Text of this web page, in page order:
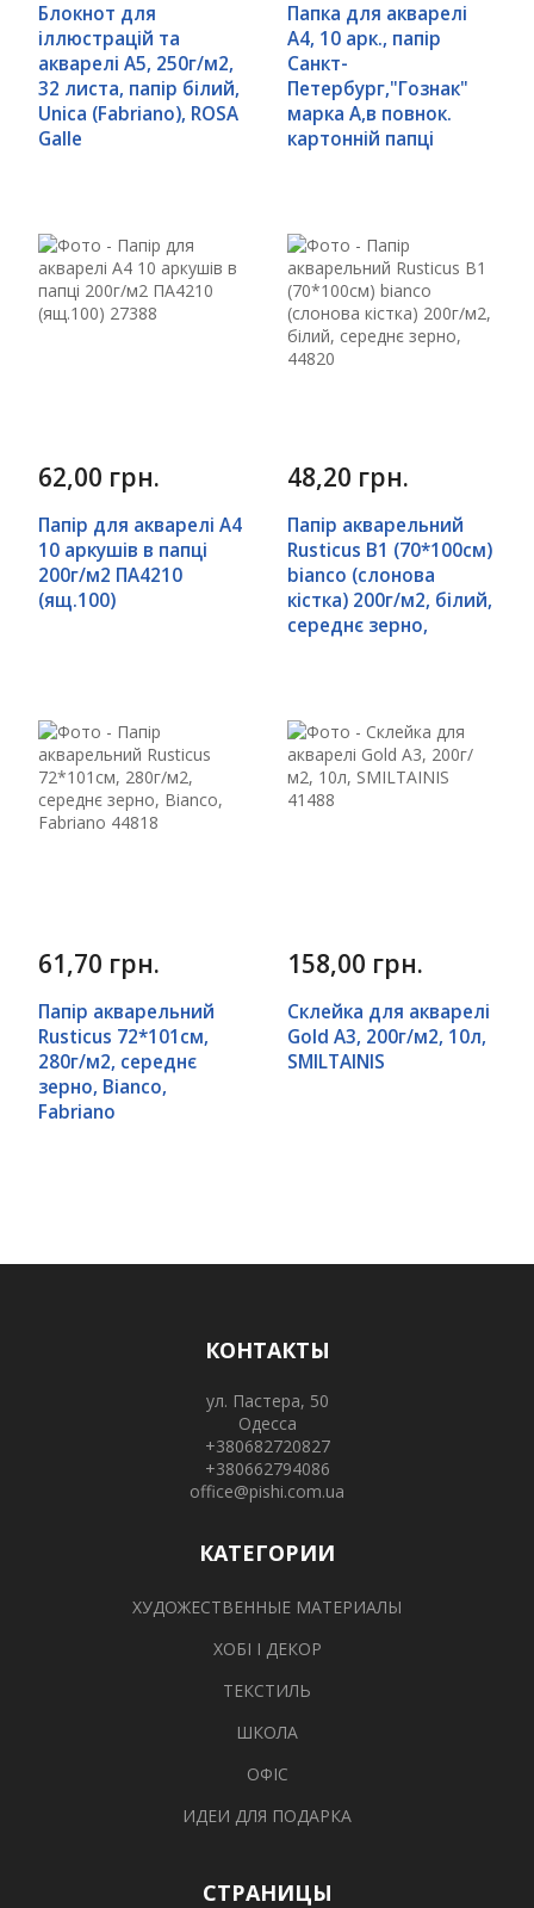
Блокнот для
іллюстрацій та
акварелі A5, 250г/м2,
32 листа, папір білий,
Unica (Fabriano), ROSA
Galle
Папка для акварелі
А4, 10 арк., папір
Санкт-
Петербург,"Гознак"
марка А,в повнок.
картонній папці
62,00 грн.
Папір для акварелі А4
10 аркушів в папці
200г/м2 ПА4210
(ящ.100)
48,20 грн.
Папір акварельний
Rusticus B1 (70*100см)
bianco (слонова
кістка) 200г/м2, білий,
середнє зерно,
61,70 грн.
Папір акварельний
Rusticus 72*101см,
280г/м2, середнє
зерно, Bianco,
Fabriano
158,00 грн.
Склейка для акварелі
Gold А3, 200г/м2, 10л,
SMILTAINIS
КОНТАКТЫ
ул. Пастера, 50
Одесса
+380682720827
+380662794086
office@pishi.com.ua
КАТЕГОРИИ
ХУДОЖЕСТВЕННЫЕ МАТЕРИАЛЫ
ХОБІ І ДЕКОР
ТЕКСТИЛЬ
ШКОЛА
ОФІС
ИДЕИ ДЛЯ ПОДАРКА
СТРАНИЦЫ